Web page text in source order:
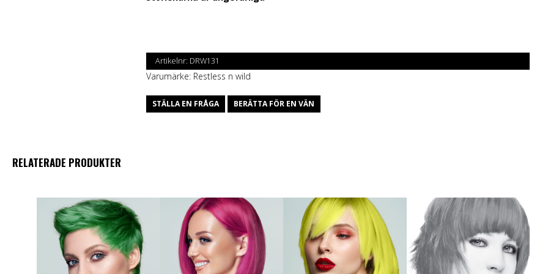
Artikelnr: DRW131
Varumärke: Restless n wild
STÄLLA EN FRÅGA BERÄTTA FÖR EN VÄN
RELATERADE PRODUKTER